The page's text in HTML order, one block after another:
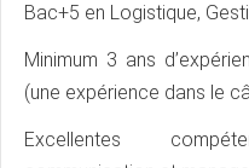
Bac+5 en Logistique,
Minimum 3 ans
(une expérience dans le
Excellentes